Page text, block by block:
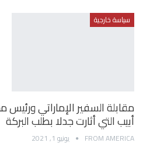
سياسة خارجية
مقابلة السفير الإماراتي
أبيب التي أثارت جدلا بطلب البركة
FROM AMERICA يونيو 1, 2021